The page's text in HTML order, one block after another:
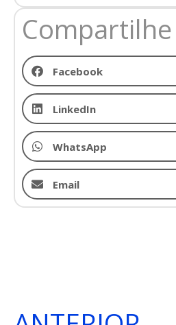
Compartilhe
Facebook
LinkedIn
WhatsApp
Email